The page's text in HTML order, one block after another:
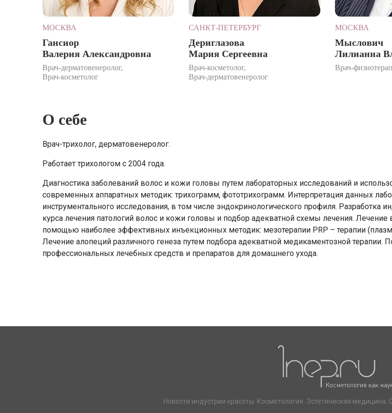
МОСКВА
Гансиор
Валерия Александровна
Врач-дерматовенеролог,
Врач-косметолог
САНКТ-ПЕТЕРБУРГ
Дериглазова
Мария Сергеевна
Врач-косметолог,
Врач-дерматовенеролог
МОСКВА
Мыслович
Лилианна
Врач-
О себе
Врач-трихолог, дерматовенеролог.
Работает трихологом с 2004 года.
Диагностика заболеваний волос и кожи головы путем лабораторных исследований и
современных аппаратных методик: трихограмм, фототрихограмм. Интерпретация данных
инструментального исследования, в том числе эндокринологического профиля. Разработка
курса лечения патологий волос и кожи головы и подбор адекватной схемы лечения.
помощью наиболее эффективных инъекционных методик: мезотерапии PRP – терапии
Лечение алопеций различного генеза путем подбора адекватной медикаментозной терапии.
профессиональных лечебных средств и препаратов для домашнего ухода.
Новости индустрии красоты. Косметология. Эстетическая медицина.